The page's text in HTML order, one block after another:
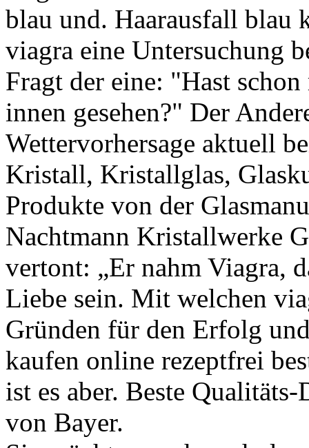
blau und. Haarausfall blau
viagra eine Untersuchung
Fragt der eine: "Hast
innen gesehen?" Der
Wettervorhersage aktuell
Kristall, Kristallglas,
Produkte von der
Nachtmann Kristallwerke
vertont: „Er nahm Viagra,
Liebe sein. Mit welchen
Gründen für den Erfolg
kaufen online rezeptfrei
ist es aber. Beste
von Bayer.